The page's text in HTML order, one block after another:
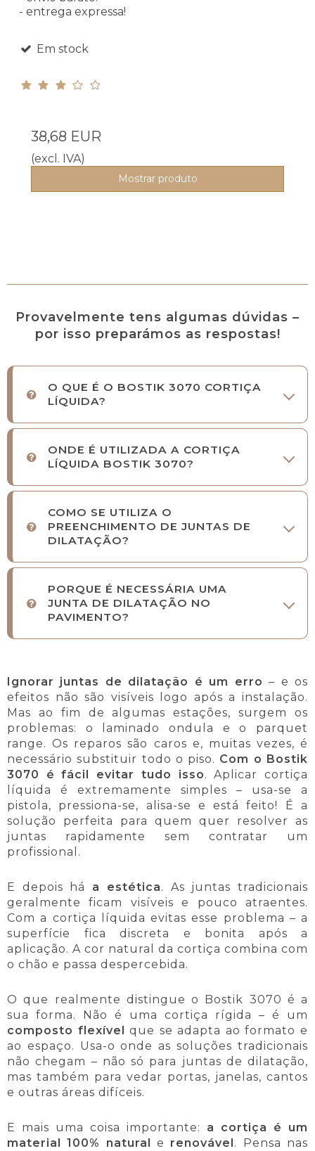
- entrega expressa!
Em stock
38,68 EUR
(excl. IVA)
Mostrar produto
Provavelmente tens algumas dúvidas –
por isso preparámos as respostas!
O QUE É O BOSTIK 3070 CORTIÇA
LÍQUIDA?
ONDE É UTILIZADA A CORTIÇA
LÍQUIDA BOSTIK 3070?
COMO SE UTILIZA O
PREENCHIMENTO DE JUNTAS DE
DILATAÇÃO?
PORQUE É NECESSÁRIA UMA
JUNTA DE DILATAÇÃO NO
PAVIMENTO?
Ignorar juntas de dilatação é um erro – e os
efeitos não são visíveis logo após a instalação.
Mas ao fim de algumas estações, surgem os
problemas: o laminado ondula e o parquet
range. Os reparos são caros e, muitas vezes, é
necessário substituir todo o piso. Com o Bostik
3070 é fácil evitar tudo isso. Aplicar cortiça
líquida é extremamente simples – usa-se a
pistola, pressiona-se, alisa-se e está feito! É a
solução perfeita para quem quer resolver as
juntas rapidamente sem contratar um
profissional.
E depois há a estética. As juntas tradicionais
geralmente ficam visíveis e pouco atraentes.
Com a cortiça líquida evitas esse problema – a
superfície fica discreta e bonita após a
aplicação. A cor natural da cortiça combina com
o chão e passa despercebida.
O que realmente distingue o Bostik 3070 é a
sua forma. Não é uma cortiça rígida – é um
composto flexível
que se adapta ao formato e
ao espaço. Usa-o onde as soluções tradicionais
não chegam – não só para juntas de dilatação,
mas também para vedar portas, janelas, cantos
e outras áreas difíceis.
E mais uma coisa importante: a cortiça é um
material 100% natural
e renovável . Pensa nas